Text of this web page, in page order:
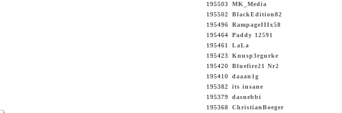
195503
MK_Media
195502
BlackEdition82
195496
RampageIIIx58
195464
Paddy 12591
195461
LaLa
195423
Knusp3rgurke
195420
Bluefire21 Nr2
195410
daaan1g
195382
its insane
195379
dasnebbi
195368
ChristianBoeger